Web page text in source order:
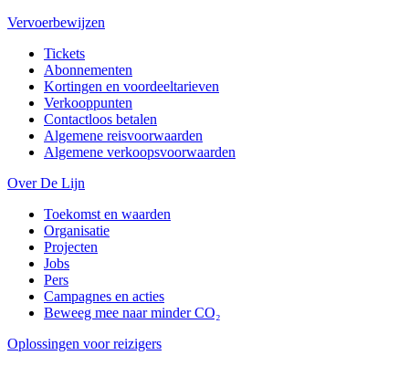
Vervoerbewijzen
Tickets
Abonnementen
Kortingen en voordeeltarieven
Verkooppunten
Contactloos betalen
Algemene reisvoorwaarden
Algemene verkoopsvoorwaarden
Over De Lijn
Toekomst en waarden
Organisatie
Projecten
Jobs
Pers
Campagnes en acties
Beweeg mee naar minder CO₂
Oplossingen voor reizigers